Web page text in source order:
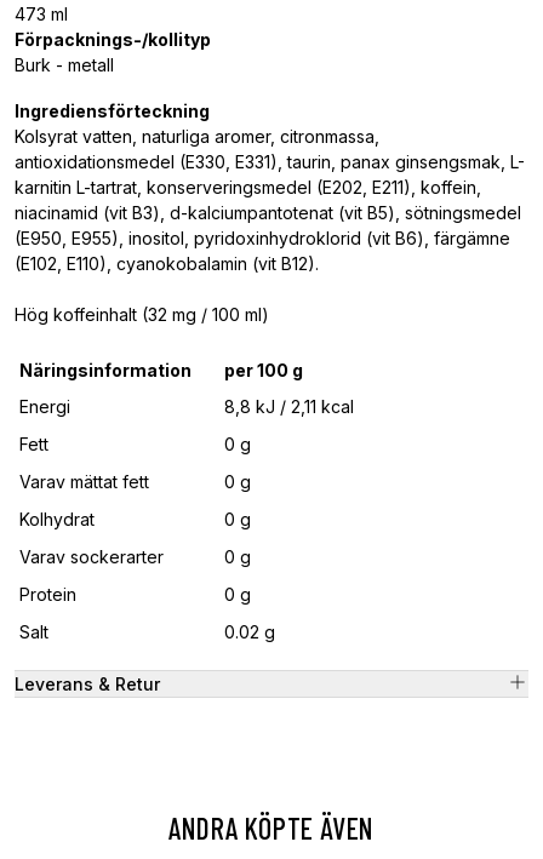
473 ml
Förpacknings-/kollityp
Burk - metall
Ingrediensförteckning
Kolsyrat vatten, naturliga aromer, citronmassa,
antioxidationsmedel (E330, E331), taurin, panax ginsengsmak, L-
karnitin L-tartrat, konserveringsmedel (E202, E211), koffein,
niacinamid (vit B3), d-kalciumpantotenat (vit B5), sötningsmedel
(E950, E955), inositol, pyridoxinhydroklorid (vit B6), färgämne
(E102, E110), cyanokobalamin (vit B12).
Hög koffeinhalt (32 mg / 100 ml)
Näringsinformation
per 100 g
Energi
8,8 kJ / 2,11 kcal
Fett
0 g
Varav mättat fett
0 g
Kolhydrat
0 g
Varav sockerarter
0 g
Protein
0 g
Salt
0.02 g
Leverans & Retur
ANDRA KÖPTE ÄVEN